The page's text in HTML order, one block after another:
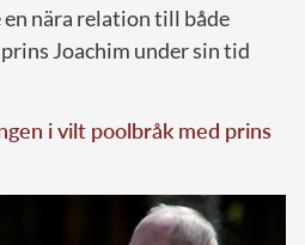
nära relation till både
Joachim under sin tid
i vilt poolbråk med prins